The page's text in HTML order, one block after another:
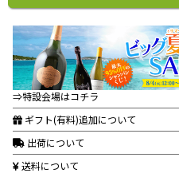
⇒特設会場はコチラ
ギフト(有料)追加について
出荷について
送料について